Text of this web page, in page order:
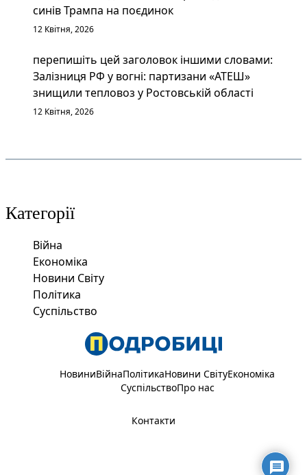
синів Трампа на поєдинок
12 Квітня, 2026
перепишіть цей заголовок іншими словами:
Залізниця РФ у вогні: партизани «АТЕШ»
знищили тепловоз у Ростовській області
12 Квітня, 2026
Категорії
Війна
Економіка
Новини Світу
Політика
Суспільство
НовиниВійнаПолітикаНовини СвітуЕкономіка
СуспільствоПро нас
Контакти